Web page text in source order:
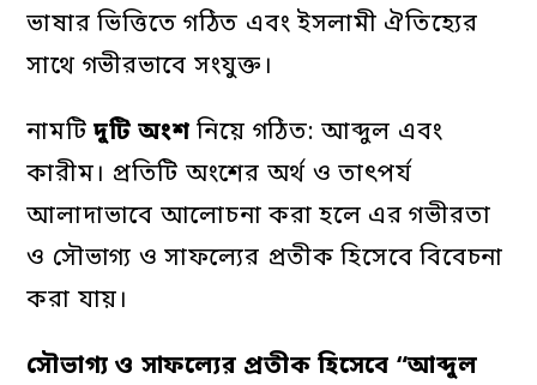
ভাষার ভিত্তিতে গঠিত এবং ইসলামী ঐতিহ্যের
সাথে গভীরভাবে সংযুক্ত।
নামটিদুটি অংশ নিয়ে গঠিত: আব্দুল এবং
কারীম। প্রতিটি অংশের অর্থ ও তাৎপর্য
আলাদাভাবে আলোচনা করা হলে এর গভীরতা
ও সৌভাগ্য ও সাফল্যের প্রতীক হিসেবে বিবেচনা
করা যায়।
সৌভাগ্য ও সাফল্যের প্রতীক হিসেবে “আব্দুল